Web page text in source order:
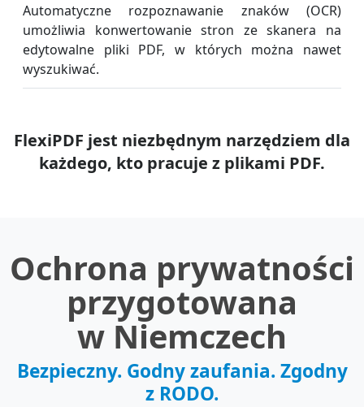
Automatyczne rozpoznawanie znaków (OCR)
umożliwia konwertowanie stron ze skanera na
edytowalne pliki PDF, w których można nawet
wyszukiwać.
FlexiPDF jest niezbędnym narzędziem dla
każdego, kto pracuje z plikami PDF.
Ochrona prywatności
przygotowana
w Niemczech
Bezpieczny. Godny zaufania. Zgodny
z RODO.